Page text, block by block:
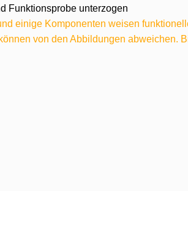
Funktionsprobe unterzogen
einige Komponenten weisen
von den Abbildungen abweichen.